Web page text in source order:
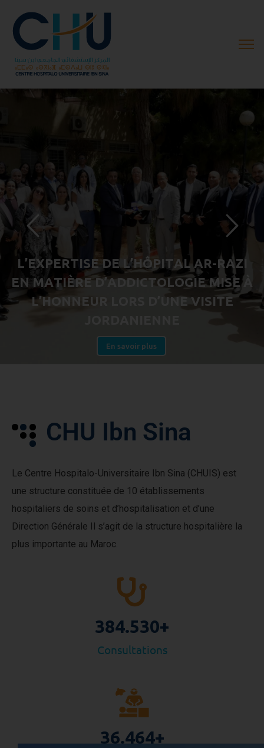
L’EXPERTISE DE L’HÔPITAL AR-RAZI
EN MATIÈRE D’ADDICTOLOGIE MISE
À
L’HONN EU R UNE VISITE
En savoir plus
CHU I bn Sina
Le Centre Hospitalo-Universitaire Ibn Sina (CHUIS) est
une structure constituée de 10 établissements
hospitaliers de soins et d’hospitalisation et d’une
Direction Générale Il s’agit de la structure hospitalière la
plus importante au Maroc.
Consultations
384.530+
36.464+